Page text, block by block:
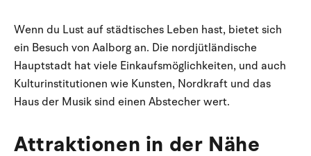
Wenn du Lust auf städtisches Leben hast, bietet sich
ein Besuch von Aalborg an. Die nordjütländische
Hauptstadt hat viele Einkaufsmöglichkeiten, und auch
Kulturinstitutionen wie Kunsten, Nordkraft und das
Haus der Musik sind einen Abstecher wert.
Attraktionen in der Nähe